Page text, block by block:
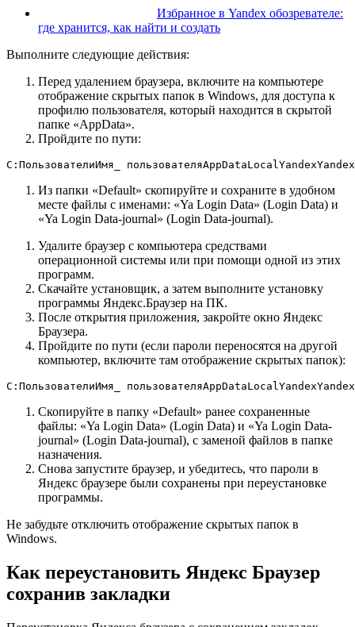
Избранное в Yandex обозревателе:
где хранится, как найти и создать
Выполните следующие действия:
Перед удалением браузера, включите на компьютере
отображение скрытых папок в Windows, для доступа к
профилю пользователя, который находится в скрытой
папке «AppData».
Пройдите по пути:
C:ПользователиИмя_
Из папки «Default» скопируйте и сохраните в удобном
месте файлы с именами: «Ya Login Data» (Login Data) и
«Ya Login Data-journal» (Login Data-journal).
Удалите браузер с компьютера средствами
операционной системы или при помощи одной из этих
программ.
Скачайте установщик, а затем выполните установку
программы Яндекс.Браузер на ПК.
После открытия приложения, закройте окно Яндекс
Браузера.
Пройдите по пути (если пароли переносятся на другой
компьютер, включите там отображение скрытых папок):
C:ПользователиИмя_
Скопируйте в папку «Default» ранее сохраненные
файлы: «Ya Login Data» (Login Data) и «Ya Login Data-
journal» (Login Data-journal), с заменой файлов в папке
назначения.
Снова запустите браузер, и убедитесь, что пароли в
Яндекс браузере были сохранены при переустановке
программы.
Не забудьте отключить отображение скрытых папок в
Windows.
Как переустановить Яндекс Браузер
сохранив закладки